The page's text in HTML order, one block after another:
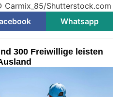
Shutterstock.com
Whatsapp
300 Freiwillige leisten